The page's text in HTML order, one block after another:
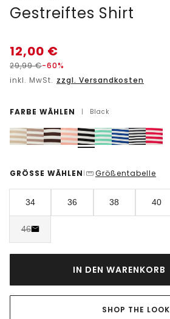
Gestreiftes Shirt
12,00 €
29,99€-60%
inkl. MwSt. zzgl. Versandkosten
FARBE WÄHLEN | Black
GRÖSSE WÄHLEN | Größentabelle
34 36 38 40
46
IN DEN WARENKORB
SHOP THE LOOK